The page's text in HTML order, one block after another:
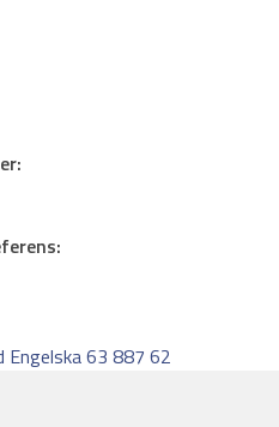
Engelska 63 887 62